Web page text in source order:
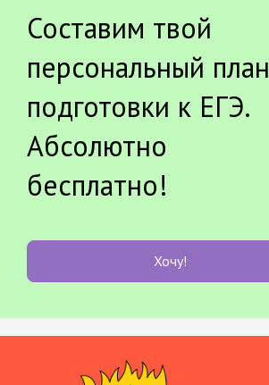
Составим твой
персональный план
подготовки к ЕГЭ.
Абсолютно
бесплатно!
Хочу!